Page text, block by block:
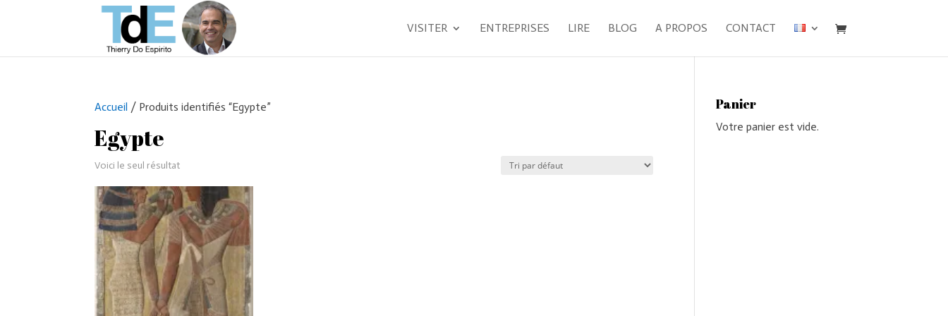
VISITER ENTREPRISES LIRE BLOG A PROPOS CONTACT
Accueil / Produits identifiés “Egypte”
Egypte
Voici le seul résultat
Panier
Votre panier est vide.